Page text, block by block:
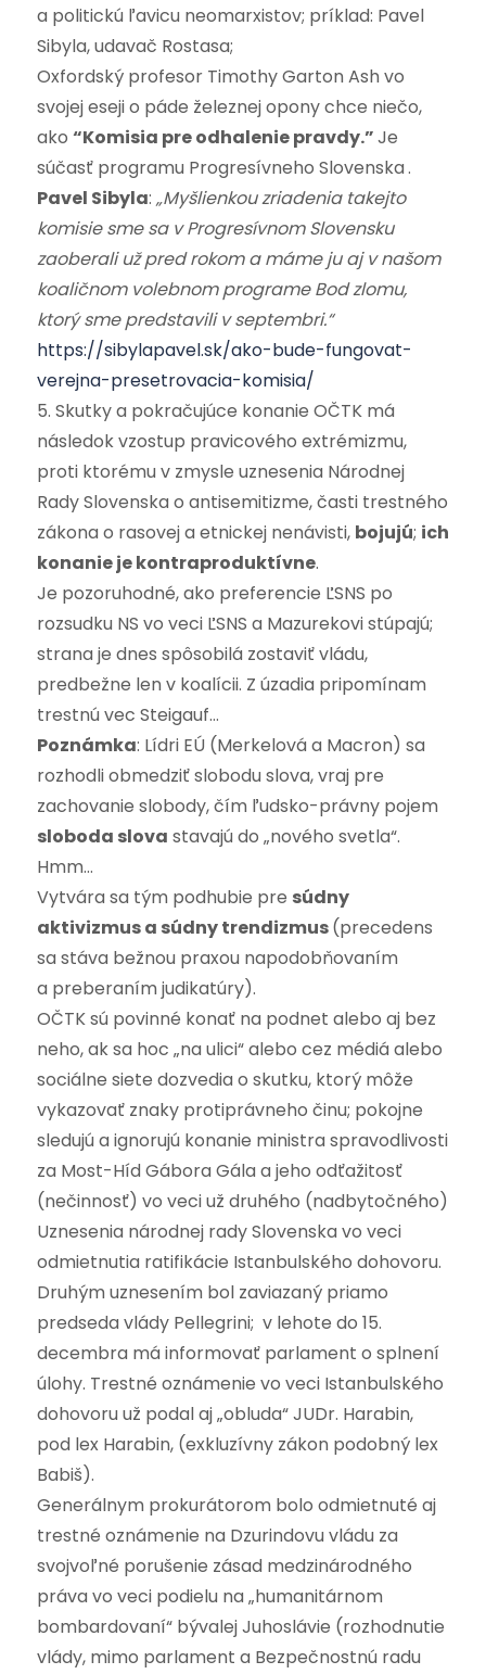
a politickú ľavicu neomarxistov; príklad: Pavel
Sibyla, udavač Rostasa;
Oxfordský profesor Timothy Garton Ash vo
svojej eseji o páde železnej opony chce niečo,
ako “Komisia pre odhalenie pravdy.”Je
súčasť programu Progresívneho Slovenska.
Pavel Sibyla: „Myšlienkou zriadenia takejto
komisie sme sa v Progresívnom Slovensku
zaoberali už pred rokom a máme ju aj v našom
koaličnom volebnom programe Bod zlomu,
ktorý sme predstavili v septembri.“
https://sibylapavel.sk/ako-bude-fungovat-
verejna-presetrovacia-komisia/
5. Skutky a pokračujúce konanie OČTK má
následok vzostup pravicového extrémizmu,
proti ktorému v zmysle uznesenia Národnej
Rady Slovenska o antisemitizme, časti trestného
zákona o rasovej a etnickej nenávisti, bojujú; ich
konanie je kontraproduktívne.
Je pozoruhodné, ako preferencie ĽSNS po
rozsudku NS vo veci ĽSNS a Mazurekovi stúpajú;
strana je dnes spôsobilá zostaviť vládu,
predbežne len v koalícii. Z úzadia pripomínam
trestnú vec Steigauf…
Poznámka: Lídri EÚ (Merkelová a Macron) sa
rozhodli obmedziť slobodu slova, vraj pre
zachovanie slobody, čím ľudsko-právny pojem
sloboda slova stavajú do „nového svetla“.
Hmm…
Vytvára sa tým podhubie pre súdny
aktivizmus a súdny trendizmus(precedens
sa stáva bežnou praxou napodobňovaním
a preberaním judikatúry).
OČTK sú povinné konať na podnet alebo aj bez
neho, ak sa hoc „na ulici“ alebo cez médiá alebo
sociálne siete dozvedia o skutku, ktorý môže
vykazovať znaky protiprávneho činu; pokojne
sledujú a ignorujú konanie ministra spravodlivosti
za Most-Híd Gábora Gála a jeho odťažitosť
(nečinnosť) vo veci už druhého (nadbytočného)
Uznesenia národnej rady Slovenska vo veci
odmietnutia ratifikácie Istanbulského dohovoru.
Druhým uznesením bol zaviazaný priamo
predseda vlády Pellegrini; v lehote do 15.
decembra má informovať parlament o splnení
úlohy. Trestné oznámenie vo veci Istanbulského
dohovoru už podal aj „obluda“ JUDr. Harabin,
pod lex Harabin, (exkluzívny zákon podobný lex
Babiš).
Generálnym prokurátorom bolo odmietnuté aj
trestné oznámenie na Dzurindovu vládu za
svojvoľné porušenie zásad medzinárodného
práva vo veci podielu na „humanitárnom
bombardovaní“ bývalej Juhoslávie (rozhodnutie
vlády, mimo parlament a Bezpečnostnú radu